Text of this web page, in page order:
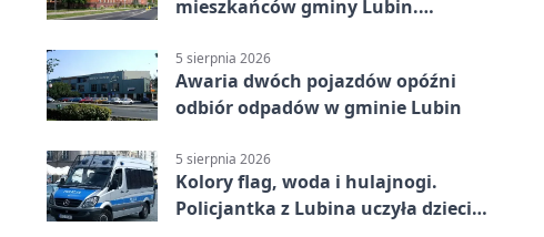
mieszkańców gminy Lubin.
5 sierpnia 2026
Awaria dwóch pojazdów opóźni
odbiór odpadów w gminie Lubin
5 sierpnia 2026
Kolory flag, woda i hulajnogi.
Policjantka z Lubina uczyła dzieci